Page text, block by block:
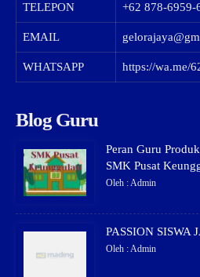
TELEPON +62 878-6959-
EMAIL
WHATSAPP https://wa.me/
Blog Guru
Peran Guru
SMK Pusat
Oleh : Admin
PASSION SISWA
Oleh : Admin